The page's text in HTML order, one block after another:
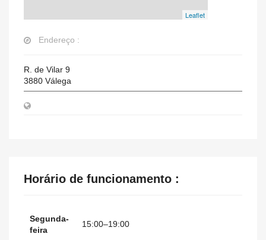
Leaflet
Endereço :
R. de Vilar 9
3880 Válega
Horário de funcionamento :
Segunda-
feira
15:00–19:00